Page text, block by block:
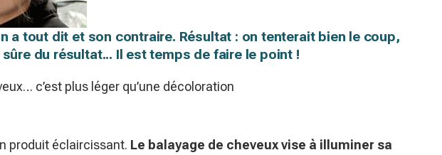
a tout dit et son contraire. Résultat : on tenterait bien le coup,
du résultat... Il est temps de faire le point !
c’est plus léger qu’une décoloration
produit éclaircissant. Le balayage de cheveux vise à illuminer sa